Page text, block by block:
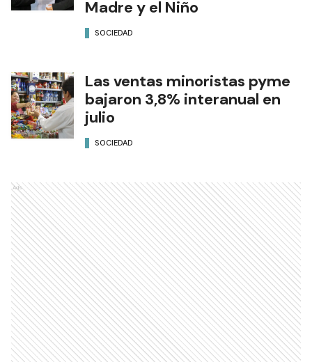
Madre y el Niño
SOCIEDAD
Las ventas minoristas pyme
bajaron 3,8% interanual en
julio
SOCIEDAD
Ads